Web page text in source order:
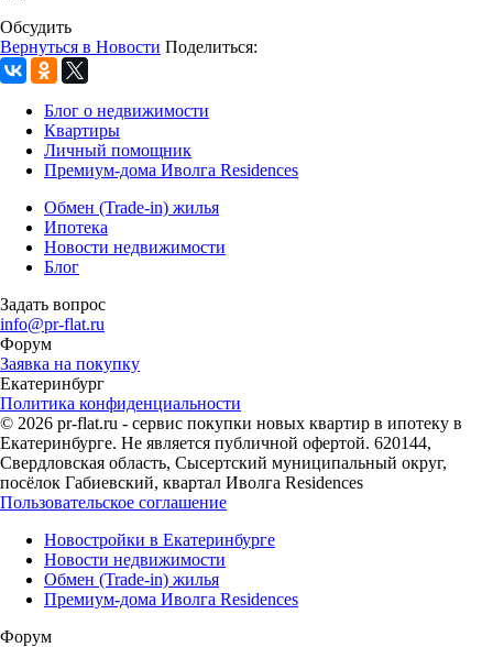
Обсудить
Вернуться в Новости Поделиться:
Блог о недвижимости
Квартиры
Личный помощник
Премиум-дома Иволга Residences
Обмен (Trade-in) жилья
Ипотека
Новости недвижимости
Блог
Задать вопрос
info@pr-flat.ru
Форум
Заявка на покупку
Екатеринбург
Политика конфиденциальности
© 2026 pr-flat.ru - сервис покупки новых квартир в ипотеку в
Екатеринбурге. Не является публичной офертой. 620144,
Свердловская область, Сысертский муниципальный округ,
посёлок Габиевский, квартал Иволга Residences
Пользовательское соглашение
Новостройки в Екатеринбурге
Новости недвижимости
Обмен (Trade-in) жилья
Премиум-дома Иволга Residences
Форум